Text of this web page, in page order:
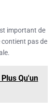
important de
contient pas de
Qu'un